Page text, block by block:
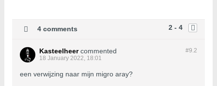
2 - 4
4 comments
#9.2
Kasteelheer commented
18 January 2022, 18:01
een verwijzing naar mijn migro aray?